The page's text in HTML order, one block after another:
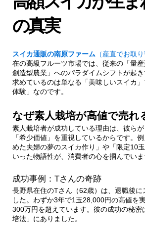
2.プロが震える革命的栽培法の全
2.1.1.土壌との対話技術
2.2.信州の夏休みシリーズ開発
2.2.1.糖度計では測れない
3.実践者の生の声
3.1.なぜプロが真似できない
の真実
スイカ通販の南原ファーム （産直でお取り
在の高級フルーツ市場では、従来の「量
創造型農業」へのパラダイムシフトが起
求めているのは単なる「美味しいスイカ
体験」なのです。
なぜ素人栽培が高値で売れ
素人栽培者が成功している理由は、彼ら
「希少価値」を重視しているからです。
めた夫婦の夢のスイカ作り」や「限定10
いった物語性が、消費者の心を掴んでいま
成功事例：Tさんの奇跡
長野県在住のTさん（62歳）は、退職後に
した。わずか3年で1玉28,000円の高値を
300万円を超えています。彼の成功の秘密
培法」にありました。